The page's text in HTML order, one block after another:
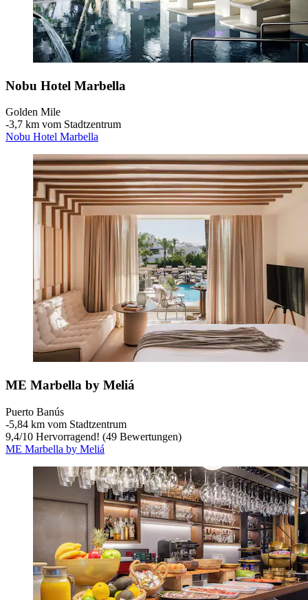
Nobu Hotel Marbella
Golden Mile
‐3,7 km vom Stadtzentrum
Nobu Hotel Marbella
ME Marbella by Meliá
Puerto Banús
‐5,84 km vom Stadtzentrum
9,4/10 Hervorragend! (49 Bewertungen)
ME Marbella by Meliá